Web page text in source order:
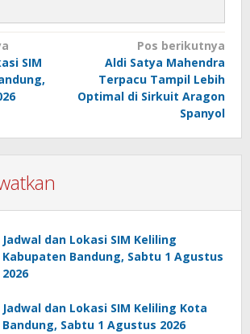
SIM
Pos berikutnya
Aldi Satya Mahendra
Terpacu Tampil Lebih
Optimal di Sirkuit Aragon
Spanyol
Jadwal dan Lokasi SIM Keliling
Kabupaten Bandung, Sabtu 1 Agustus
2026
Jadwal dan Lokasi SIM Keliling Kota
Bandung, Sabtu 1 Agustus 2026